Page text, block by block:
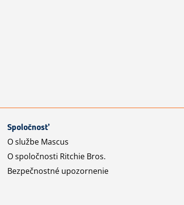
Spoločnosť
O službe Mascus
O spoločnosti Ritchie Bros.
Bezpečnostné upozornenie